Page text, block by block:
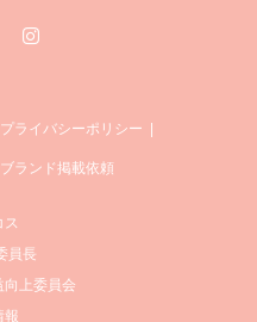
プライバシーポリシー
ブランド掲載依頼
ス
員長
向上委員会
報